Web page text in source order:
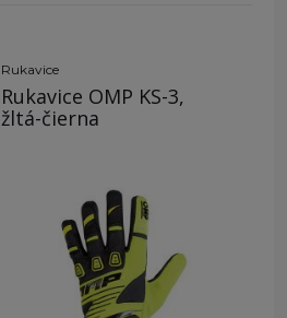
Rukavice
Rukavice OMP KS-3,
žltá-čierna